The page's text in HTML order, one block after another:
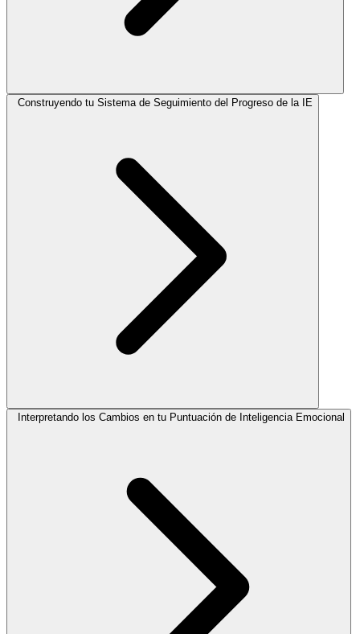
Construyendo tu Sistema de Seguimiento del Progreso de la IE
Interpretando los Cambios en tu Puntuación de Inteligencia Emocional